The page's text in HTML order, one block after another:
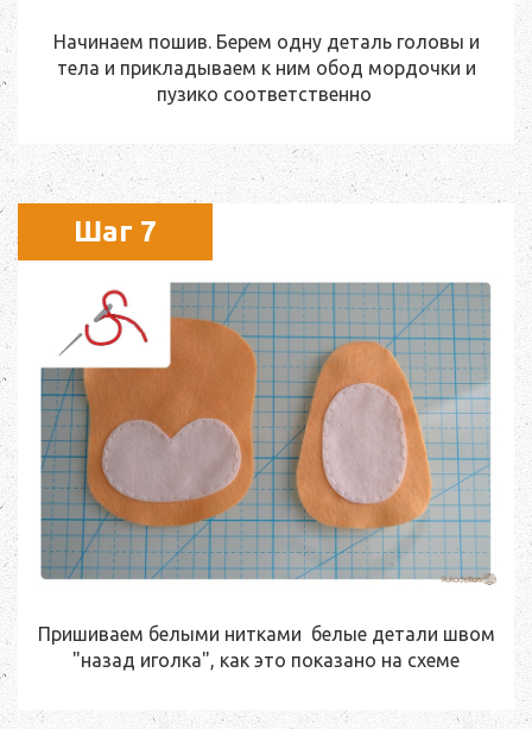
Начинаем пошив. Берем одну деталь головы и
тела и прикладываем к ним обод мордочки и
пузико соответственно
Шаг 7
Пришиваем белыми нитками белые детали швом
"назад иголка", как это показано на схеме